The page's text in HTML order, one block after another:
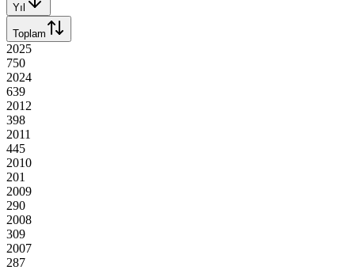
Yıl
Toplam
2025
750
2024
639
2012
398
2011
445
2010
201
2009
290
2008
309
2007
287